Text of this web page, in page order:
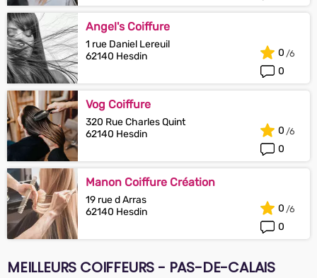
Angel's Coiffure
1 rue Daniel Lereuil
62140 Hesdin
0
0
Vog Coiffure
320 Rue Charles Quint
62140 Hesdin
0
0
Manon Coiffure Création
19 rue d Arras
62140 Hesdin
0
0
MEILLEURS COIFFEURS - PAS-DE-CALAIS